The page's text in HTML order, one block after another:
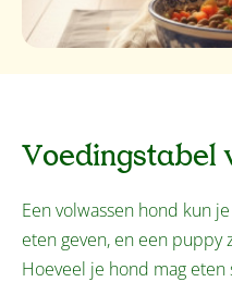
Voedingstabel
Een volwassen hond kun
eten geven, en een puppy
Hoeveel je hond mag